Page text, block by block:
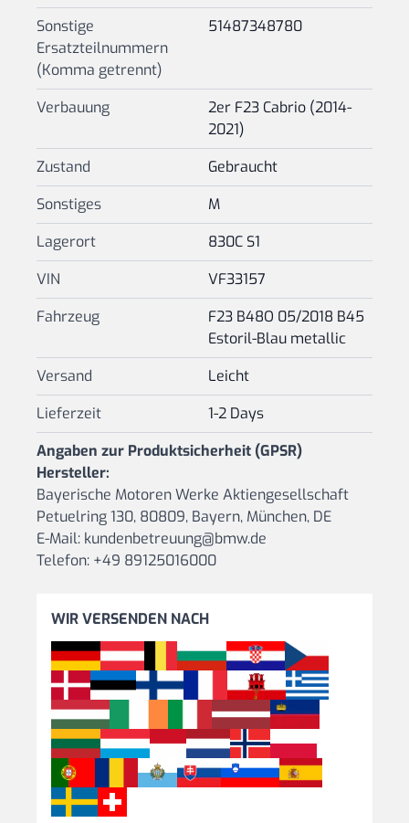
Sonstige
Ersatzteilnummern
(Komma getrennt)
51487348780
Verbauung
2er F23 Cabrio (2014-
2021)
Zustand
Gebraucht
Sonstiges
M
Lagerort
830C S1
VIN
VF33157
Fahrzeug
F23 B48O 05/2018 B45
Estoril-Blau metallic
Versand
Leicht
Lieferzeit
1-2 Days
Angaben zur Produktsicherheit (GPSR)
Hersteller:
Bayerische Motoren Werke Aktiengesellschaft
Petuelring 130, 80809, Bayern, München, DE
E-Mail: kundenbetreuung@bmw.de
Telefon: +49 89125016000
WIR VERSENDEN NACH